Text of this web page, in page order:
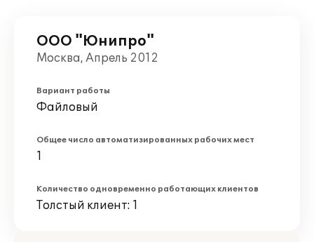
ООО "Юнипро"
Москва, Апрель 2012
Вариант работы
Файловый
Общее число автоматизированных рабочих мест
1
Количество одновременно работающих клиентов
Толстый клиент: 1